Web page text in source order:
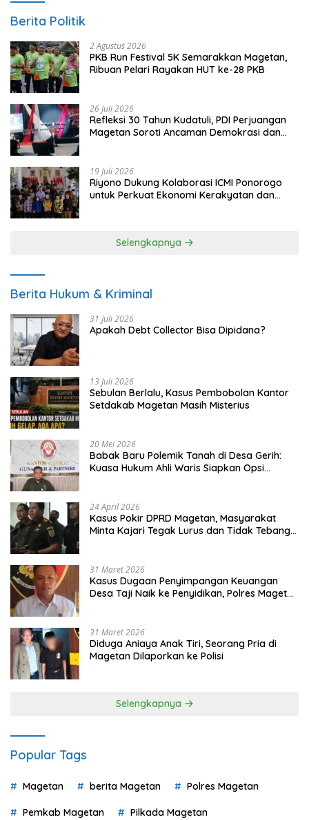
Berita Politik
2 Agustus 2026
PKB Run Festival 5K Semarakkan Magetan,
Ribuan Pelari Rayakan HUT ke-28 PKB
26 Juli 2026
Refleksi 30 Tahun Kudatuli, PDI Perjuangan
Magetan Soroti Ancaman Demokrasi dan
19 Juli 2026
Riyono Dukung Kolaborasi ICMI Ponorogo
untuk Perkuat Ekonomi Kerakyatan dan
Selengkapnya
Berita Hukum & Kriminal
31 Juli 2026
Apakah Debt Collector Bisa Dipidana?
13 Juli 2026
Sebulan Berlalu, Kasus Pembobolan Kantor
Setdakab Magetan Masih Misterius
20 Mei 2026
Babak Baru Polemik Tanah di Desa Gerih:
Kuasa Hukum Ahli Waris Siapkan Opsi
24 April 2026
Kasus Pokir DPRD Magetan, Masyarakat
Minta Kajari Tegak Lurus dan Tidak Tebang
31 Maret 2026
Kasus Dugaan Penyimpangan Keuangan
Desa Taji Naik ke Penyidikan, Polres Magetan
31 Maret 2026
Diduga Aniaya Anak Tiri, Seorang Pria di
Magetan Dilaporkan ke Polisi
Selengkapnya
Popular Tags
Magetan berita Magetan Polres Magetan
Pemkab Magetan Pilkada Magetan